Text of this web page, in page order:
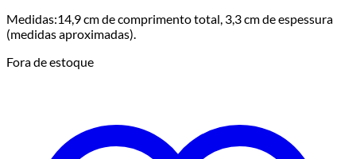
Medidas:14,9 cm de comprimento total, 3,3 cm de espessura
(medidas aproximadas).
Fora de estoque